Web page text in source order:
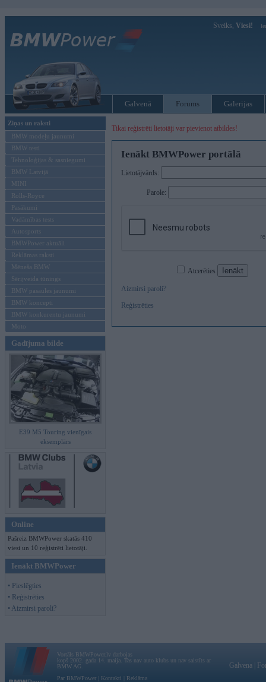
Sveiks, Viesi!
Galvenā Forums Galerijas
Ziņas un raksti
BMW modeļu jaunumi
BMW testi
Tehnoloģijas & sasniegumi
BMW Latvijā
MINI
Rolls-Royce
Pasākumi
Vadāmības tests
Autosports
BMWPower aktuāli
Reklāmas raksti
Mēneša BMW
Sērijveida tūnings
BMW pasaules jaunumi
BMW koncepti
BMW konkurentu jaunumi
Moto
Gadījuma bilde
E39 M5 Touring vienīgais
eksemplārs
Online
Pašreiz BMWPower skatās 410
viesi un 10 reģistrēti lietotāji.
Ienākt BMWPower
• Pieslēgties
• Reģistrēties
• Aizmirsi paroli?
Tikai reģistrēti lietotāji var pievienot atbildes!
Ienākt BMWPower portālā
Lietotājvārds:
Parole:
Atcerēties
Aizmirsi paroli?
Reģistrēties
Vortāls BMWPower.lv darbojas
kopš 2002. gada 14. maija. Tas nav auto klubs un nav saistīts ar
BMW AG.
Par BMWPower
Kontakti Reklāma
Galvena